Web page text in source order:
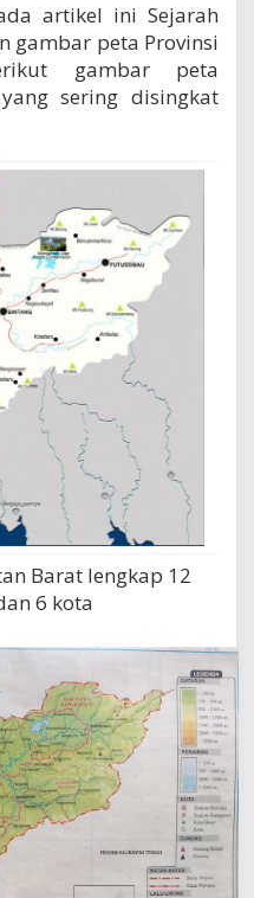
artikel ini Sejarah
gambar peta Provinsi
gambar peta
sering disingkat
Barat lengkap 12
6 kota